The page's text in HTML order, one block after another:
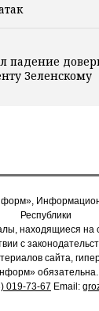
падение
Зеленскому
Республики
находящиеся на
с
сайта,
обязательна.
019-73-67 Email: